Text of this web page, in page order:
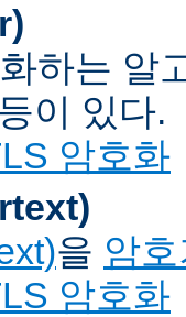
하는 알
이 있다.
암호화
을 암
암호화